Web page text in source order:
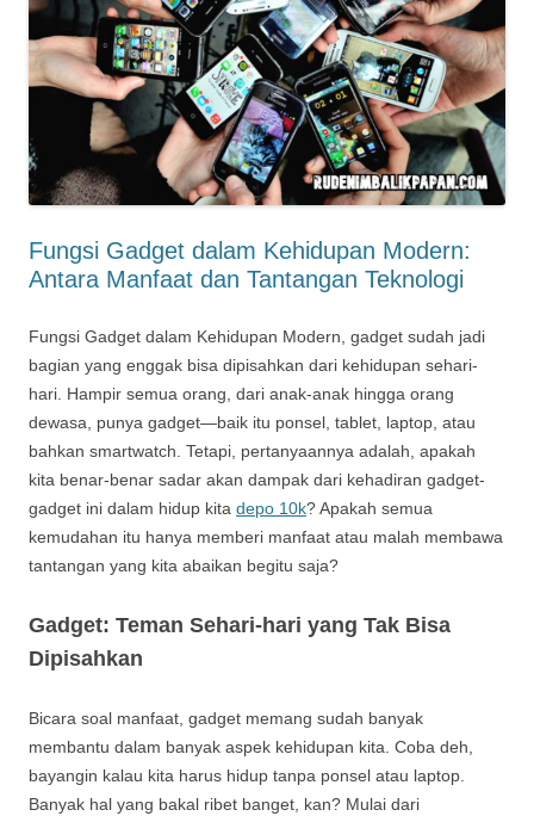
Fungsi Gadget dalam Kehidupan Modern:
Antara Manfaat dan Tantangan Teknologi
Fungsi Gadget dalam Kehidupan Modern, gadget sudah jadi
bagian yang enggak bisa dipisahkan dari kehidupan sehari-
hari. Hampir semua orang, dari anak-anak hingga orang
dewasa, punya gadget—baik itu ponsel, tablet, laptop, atau
bahkan smartwatch. Tetapi, pertanyaannya adalah, apakah
kita benar-benar sadar akan dampak dari kehadiran gadget-
gadget ini dalam hidup kita depo 10k? Apakah semua
kemudahan itu hanya memberi manfaat atau malah membawa
tantangan yang kita abaikan begitu saja?
Gadget: Teman Sehari-hari yang Tak Bisa
Dipisahkan
Bicara soal manfaat, gadget memang sudah banyak
membantu dalam banyak aspek kehidupan kita. Coba deh,
bayangin kalau kita harus hidup tanpa ponsel atau laptop.
Banyak hal yang bakal ribet banget, kan? Mulai dari